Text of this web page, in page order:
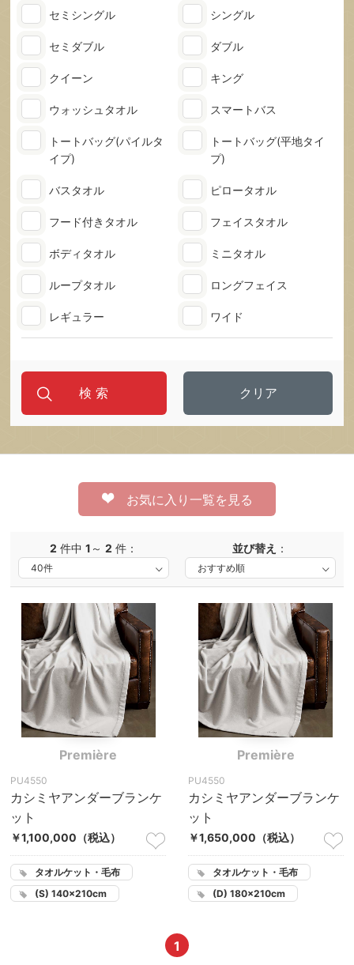
セミシングル シングル
セミダブル ダブル
クイーン キング
ウォッシュタオル スマートバス
トートバッグ(パイルタ
イプ)
トートバッグ(平地タイ
プ)
バスタオル ピロータオル
フード付きタオル フェイスタオル
ボディタオル ミニタオル
ループタオル ロングフェイス
レギュラー ワイド
クリア
お気に入り一覧を見る
2 件中1 ～2 件： 並び替え ：
Première
PU4550
カシミヤアンダーブランケ
ット
￥1,100,000 （税込）
タオルケット・毛布
(S) 140×210cm
Première
PU4550
カシミヤアンダーブランケ
ット
￥1,650,000 （税込）
タオルケット・毛布
(D) 180×210cm
1